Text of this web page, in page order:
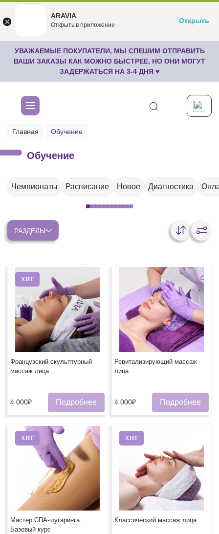
undefined
Бесплатноru.aravia.new
Открыть
УВАЖАЕМЫЕ ПОКУПАТЕЛИ, МЫ СПЕШИМ ОТПРАВИТЬ
ВАШИ ЗАКАЗЫ КАК МОЖНО БЫСТРЕЕ, НО ОНИ МОГУТ
ЗАДЕРЖАТЬСЯ НА 3-4 ДНЯ ♥
Главная Обучение
Обучение
Чемпионаты Расписание Новое Диагностика
РАЗДЕЛЫ
ХИТ
Французский скульптурный
массаж лица
4 000₽ Подробнее
Ревитализирующий массаж
лица
4 000₽ Подробнее
ХИТ
Мастер СПА-шугаринга.
Базовый курс
ХИТ
Классический массаж лица
ARAVIA
Открыть в приложении
Открыть